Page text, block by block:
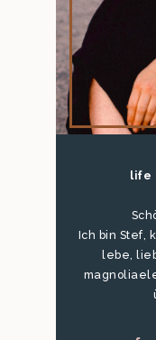
life
Ich bin Stef,
lebe,